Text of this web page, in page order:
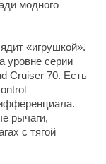
модного
«игрушкой».
уровне серии
Cruiser 70. Есть
рычаги,
с тягой